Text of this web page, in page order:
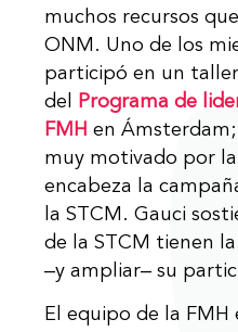
muchos recursos
ONM. Uno de los
participó en un
del
Programa de
FMH en
muy motivado por
encabeza la
la STCM. Gauci
de la STCM tienen
‒y ampliar‒ su
El equipo de la